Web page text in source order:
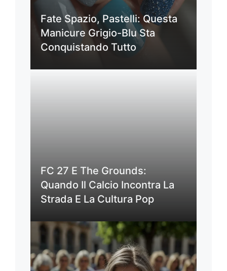
Fate Spazio, Pastelli: Questa
Manicure Grigio-Blu Sta
Conquistando Tutto
FC 27 E The Grounds:
Quando Il Calcio Incontra La
Strada E La Cultura Pop